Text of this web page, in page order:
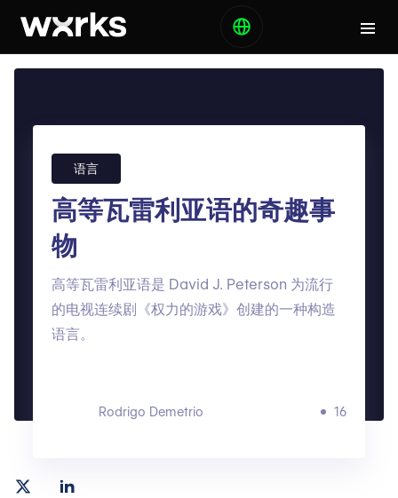
语言
高等瓦雷利亚语的奇趣事
物
高等瓦雷利亚语是 David J. Peterson 为流行
的电视连续剧《权力的游戏》创建的一种构造
语言。
Rodrigo Demetrio 16